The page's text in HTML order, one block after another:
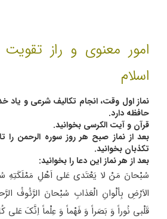
امور معنوی و راز
اسلام
نماز اول وقت، انجام تکالیف شرعی و یاد
حافظه دارد.
قرآن و آیت الکرسی بخوانید.
بعد از نماز صبح هر روز سوره الرحمن را
تکذبان بخوانید.
بعد از هر نماز این دعا را بخوانید:
سُبْحانَ مَنْ لا یَعْتَدی عَلی اَهْلِ مَمْلَکَتِهِ
الاَرْضِ بِألْوانِ الْعَذابِ سُبْحانَ الرَّئُوفُ
قَلْبی نُوراً وَ بَصَراً وَ فَهْماً وَ عِلْماً اِنَّکَ